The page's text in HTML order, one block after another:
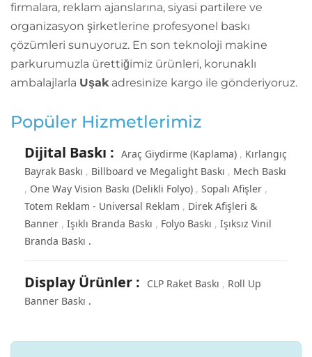
firmalara, reklam ajanslarına, siyasi partilere ve
organizasyon şirketlerine profesyonel baskı
çözümleri sunuyoruz. En son teknoloji makine
parkurumuzla ürettiğimiz ürünleri, korunaklı
ambalajlarla Uşakadresinize kargo ile gönderiyoruz.
Popüler Hizmetlerimiz
Dijital Baskı : Araç Giydirme (Kaplama)
Kırlangıç
Bayrak Baskı
Billboard ve Megalight Baskı
Mech Baskı
One Way Vision Baskı (Delikli Folyo)
Sopalı Afişler
Totem Reklam - Universal Reklam
Direk Afişleri &
Banner
Işıklı Branda Baskı Folyo Baskı
Işıksız Vinil
Branda Baskı
Display Ürünler : CLP Raket Baskı
Roll Up
Banner Baskı